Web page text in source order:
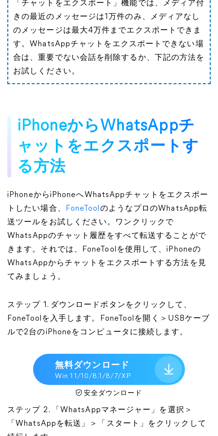
「チャットをエクスポート」機能では、メディア付
きの最近のメッセージは1万件のみ、メディアなし
のメッセージは最大4万件までエクスポートできま
す。WhatsAppチャットをエクスポートできない場
合は、重要でない会話を削除するか、下記の方法を
お試しください。
iPhoneからWhatsAppチ
ャットをエクスポートす
る方法
iPhoneからiPhoneへWhatsAppチャットをエクスポー
トしたい場合、
FoneTool のようなプロのWhatsApp転
送ツールをお試しください。ワンクリックで
WhatsAppのチャット履歴をすべて転送することがで
きます。それでは、FoneToolを使用して、iPhoneの
WhatsAppからチャットをエクスポートする方法を見
てみましょう。
ステップ 1. ダウンロードボタンをクリックして、
FoneToolを入手します。FoneToolを開く＞USBケーブ
ルで2台のiPhoneをコンピュータに接続します。
無料ダウンロード
Win 11/10/8.1/8/7/XP
安全ダウンロード
ステップ 2. 「WhatsAppマネージャー」を選択＞
「WhatsAppを転送」＞「スタート」をクリックして